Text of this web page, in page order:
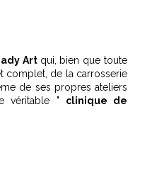
Art qui, bien que toute
complet, de la carrosserie
de ses propres ateliers
véritable " clinique de